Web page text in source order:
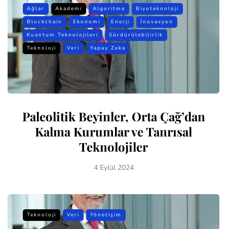
Ağlar Akademi Algoritma
Biyoteknoloji
Blockchain
Ekonomi Enerji
İnovasyon
Kuantum Teknolojileri
Sürdürülebilirlik
Teknoloji
Veri Yapay Zeka
Paleolitik Beyinler, Orta Çağ’dan
Kalma Kurumlar ve Tanrısal
Teknolojiler
4 Eylül 2024
Teknoloji Veri Yönetişim